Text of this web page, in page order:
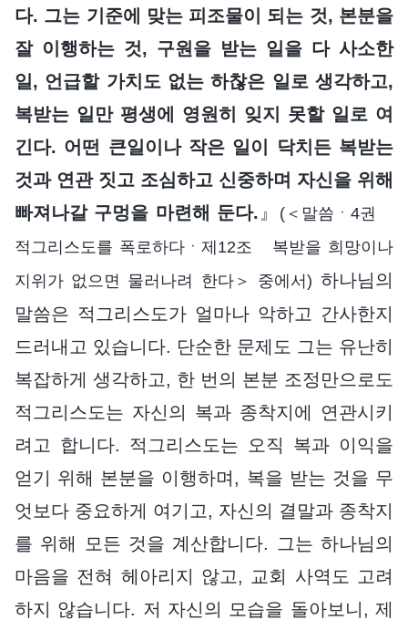
다. 그는 기준에 맞는 피조물이 되는 것, 본분을
잘 이행하는 것, 구원을 받는 일을 다 사소한
일, 언급할 가치도 없는 하찮은 일로 생각하고,
복받는 일만 평생에 영원히 잊지 못할 일로 여
긴다. 어떤 큰일이나 작은 일이 닥치든 복받는
것과 연관 짓고 조심하고 신중하며 자신을 위해
빠져나갈 구멍을 마련해 둔다. 』
(＜말씀ㆍ4권
적그리스도를 폭로하다ㆍ제12조 복받을 희망이나
지위가 없으면 물러나려 한다＞ 중에서) 하나님의
말씀은 적그리스도가 얼마나 악하고 간사한지
드러내고 있습니다. 단순한 문제도 그는 유난히
복잡하게 생각하고, 한 번의 본분 조정만으로도
적그리스도는 자신의 복과 종착지에 연관시키
려고 합니다. 적그리스도는 오직 복과 이익을
얻기 위해 본분을 이행하며, 복을 받는 것을 무
엇보다 중요하게 여기고, 자신의 결말과 종착지
를 위해 모든 것을 계산합니다. 그는 하나님의
마음을 전혀 헤아리지 않고, 교회 사역도 고려
하지 않습니다. 저 자신의 모습을 돌아보니, 제